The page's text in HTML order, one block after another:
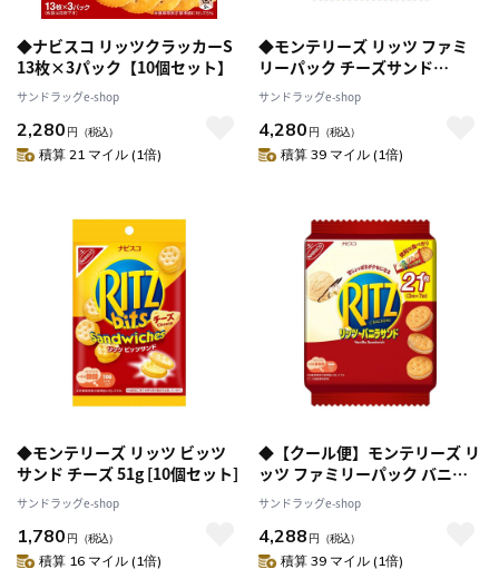
◆ナビスコ リッツクラッカーS
13枚×3パック【10個セット】
サンドラッグe-shop
2,280 円 （税込）
積算 21 マイル (1倍)
◆モンテリーズ リッツ ファミ
リーパック チーズサンド
187g（個包装3枚×7袋） [12個
セット]
サンドラッグe-shop
4,280 円 （税込）
積算 39 マイル (1倍)
◆モンテリーズ リッツ ビッツ
サンド チーズ 51g [10個セット]
サンドラッグe-shop
1,780 円 （税込）
積算 16 マイル (1倍)
◆【クール便】モンテリーズ リ
ッツ ファミリーパック バニラ
サンド 187g [12個セット]返
品・キャンセル・他商品と同時
購入は不可
サンドラッグe-shop
4,288 円 （税込）
積算 39 マイル (1倍)